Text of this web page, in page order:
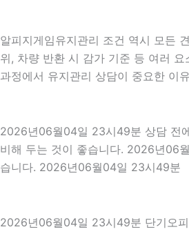
알피지게임유지관리 조건 역시 모든
위, 차량 반환 시 감가 기준 등 여러
과정에서 유지관리 상담이 중요한 이
2026년06월04일 23시49분 상담 전
비해 두는 것이 좋습니다. 2026년06
습니다. 2026년06월04일 23시49분
2026년06월04일 23시49분 단기오